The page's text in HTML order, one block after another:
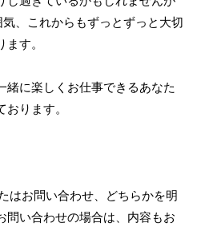
、これからもずっとずっと大切
す。
緒に楽しくお仕事できるあなた
ります。
はお問い合わせ、どちらかを明
問い合わせの場合は、内容もお